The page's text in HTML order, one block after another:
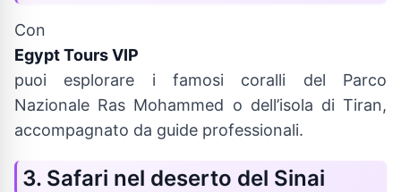
Con
Egypt Tours VIP
puoi esplorare i famosi coralli del Parco
Nazionale Ras Mohammed o dell’isola di Tiran,
accompagnato da guide professionali.
3. Safari nel deserto del Sinai